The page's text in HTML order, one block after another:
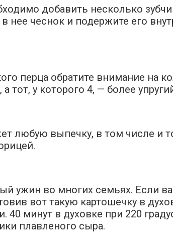
добавить несколько
нее чеснок и подержите его
перца обратите внимание на
тот, у которого 4, — более
любую выпечку, в том числе и
ужин во многих семьях. Если
вот такую картошечку в
40 минут в духовке при 220
плавленого сыра.